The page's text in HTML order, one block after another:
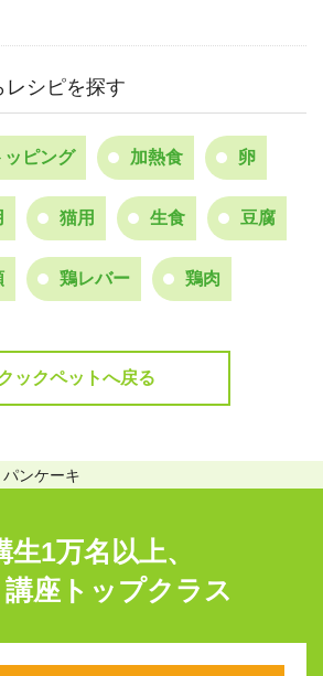
レシピを探す
ッピング 加熱食 卵
猫用 生食 豆腐
鶏レバー 鶏肉
ックペットへ戻る
パンケーキ
生1万名以上、
座トップクラス